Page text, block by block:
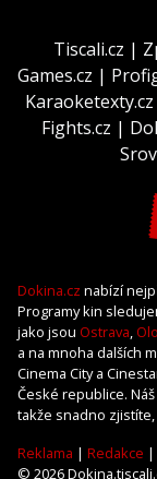
Tiscali.cz |
Games.cz |
Karaoketexty.cz
Fights.cz |
Dokina.cz nabízí
Programy kin
jako jsou Ostrava,
a na mnoha dalších
Cinema City a
České republice.
takže snadno
Reklama | Redakce |
© 2026